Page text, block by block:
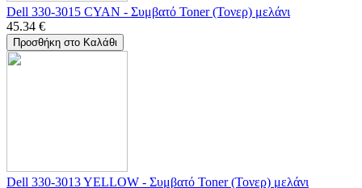
Dell 330-3015 CYAN - Συμβατό Toner (Τονερ) μελάνι
45.34 €
Προσθήκη στο Καλάθι
Dell 330-3013 YELLOW - Συμβατό Toner (Τονερ) μελάνι